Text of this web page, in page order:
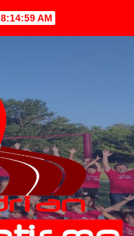
8:14:59 AM